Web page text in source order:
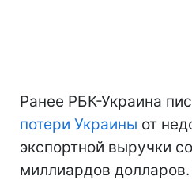
Ранее РБК-Украина
потери Украины от
экспортной выручки
миллиардов долларов.